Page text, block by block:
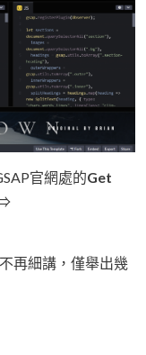
官網處的Get
再細講，僅舉出幾